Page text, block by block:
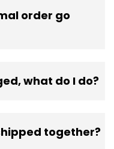
order go
what do I do?
together?